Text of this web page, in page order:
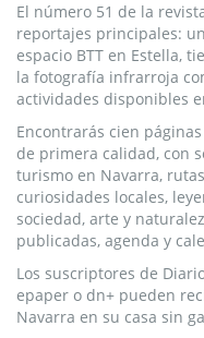
El número 51 de la
reportajes principales:
espacio BTT en Estella,
la fotografía infrarroja
actividades disponibles
Encontrarás cien
de primera calidad, con
turismo en Navarra,
curiosidades locales,
sociedad, arte y
publicadas, agenda y
Los suscriptores de
epaper o dn+ pueden
Navarra en su casa sin
galería
de
imágenes